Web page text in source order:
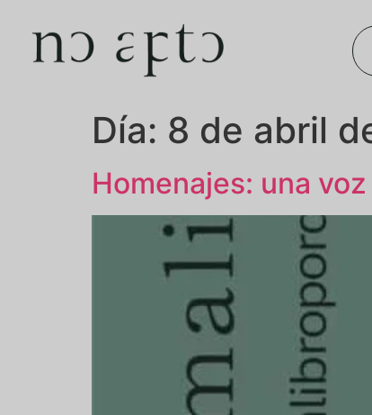
Día: 8 de abril
Homenajes: una